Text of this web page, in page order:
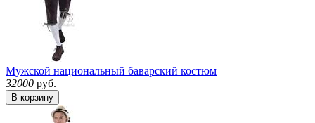
Мужской национальный баварский костюм
32000 руб.
В корзину